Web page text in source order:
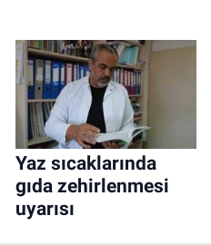
Yaz sıcaklarında
gıda zehirlenmesi
uyarısı